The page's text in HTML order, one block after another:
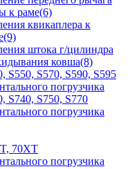
к раме(6)
квикаплера к
штока г/цилиндра
ковша(8)
S550, S570, S590, S595
погрузчика
S740, S750, S770
погрузчика
70XT
погрузчика